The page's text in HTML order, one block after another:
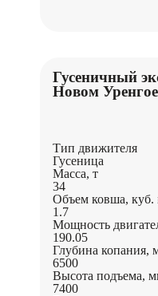
Гусеничный
Новом Уренгое
Тип движителя
Гусеница
Масса, т
34
Объем ковша, куб.
1.7
Мощность
190.05
Глубина копания,
6500
Высота подъема,
7400